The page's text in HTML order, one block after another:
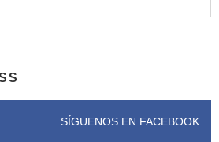
SÍGUENOS EN FACEBOOK